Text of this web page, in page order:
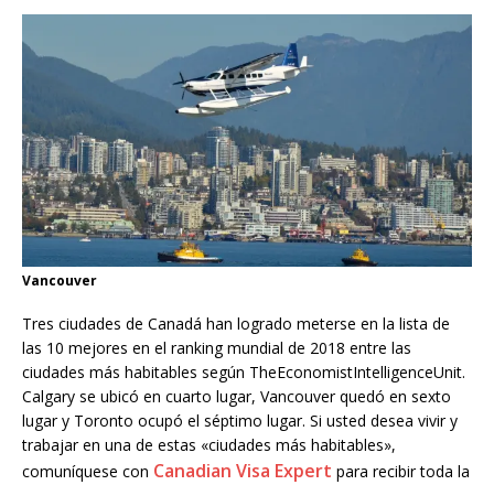
Vancouver
Tres ciudades de Canadá han logrado meterse en la lista de
las 10 mejores en el ranking mundial de 2018 entre las
ciudades más habitables según TheEconomistIntelligenceUnit.
Calgary se ubicó en cuarto lugar, Vancouver quedó en sexto
lugar y Toronto ocupó el séptimo lugar. Si usted desea vivir y
trabajar en una de estas «ciudades más habitables»,
comuníquese con Canadian Visa Expert para recibir toda la